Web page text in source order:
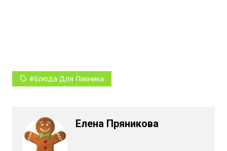
#блюда Для Пикника
Елена Пряникова